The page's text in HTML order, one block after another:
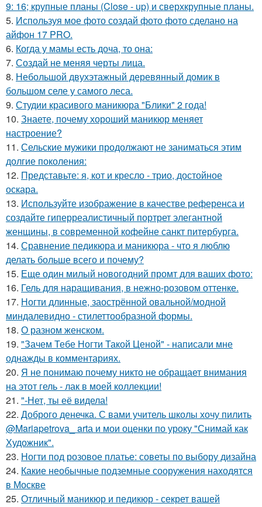
9: 16; крупные планы (Close - up) и сверхкрупные планы.
5. Используя мое фото создай фото фото сделано на
айфон 17 PRO.
6. Когда у мамы есть доча, то она:
7. Создай не меняя черты лица.
8. Небольшой двухэтажный деревянный домик в
большом селе у самого леса.
9. Студии красивого маникюра "Блики" 2 года!
10. Знаете, почему хороший маникюр меняет
настроение?
11. Сельские мужики продолжают не заниматься этим
долгие поколения:
12. Представьте: я, кот и кресло - трио, достойное
оскара.
13. Используйте изображение в качестве референса и
создайте гиперреалистичный портрет элегантной
женщины, в современной кофейне санкт питербурга.
14. Сравнение педикюра и маникюра - что я люблю
делать больше всего и почему?
15. Еще один милый новогодний промт для ваших фото:
16. Гель для наращивания, в нежно-розовом оттенке.
17. Ногти длинные, заострённой овальной/модной
миндалевидно - стилеттообразной формы.
18. О разном женском.
19. "Зачем Тебе Ногти Такой Ценой" - написали мне
однажды в комментариях.
20. Я не понимаю почему никто не обращает внимания
на этот гель - лак в моей коллекции!
21. "-Нет, ты её видела!
22. Доброго денечка. С вами учитель школы хочу пилить
@Mariapetrova_ artа и мои оценки по уроку "Снимай как
Художник".
23. Ногти под розовое платье: советы по выбору дизайна
24. Какие необычные подземные сооружения находятся
в Москве
25. Отличный маникюр и педикюр - секрет вашей